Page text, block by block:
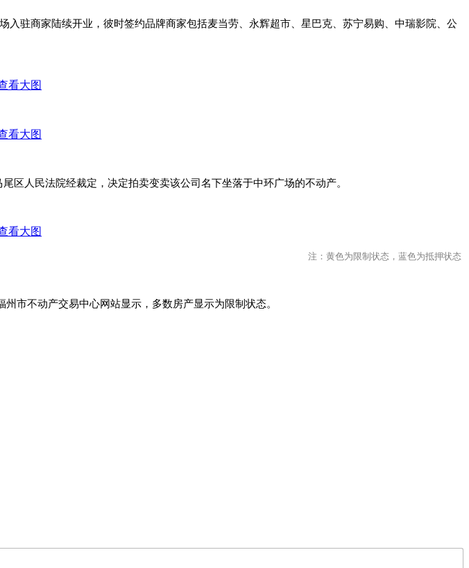
驻商家陆续开业，彼时签约品牌商家包括麦当劳、永辉超市、星巴克、苏宁易购、中瑞影院、公
尾区人民法院经裁定，决定拍卖变卖该公司名下坐落于中环广场的不动产。
注：黄色为限制状态，蓝色为抵押状态
市不动产交易中心网站显示，多数房产显示为限制状态。